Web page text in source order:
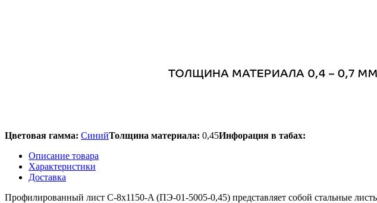
Цветовая гамма: СинийТолщина материала: 0,45Инфорация в табах:
Описание товара
Характеристики
Доставка
Профилированный лист С-8x1150-A (ПЭ-01-5005-0,45) представляет собой стальные